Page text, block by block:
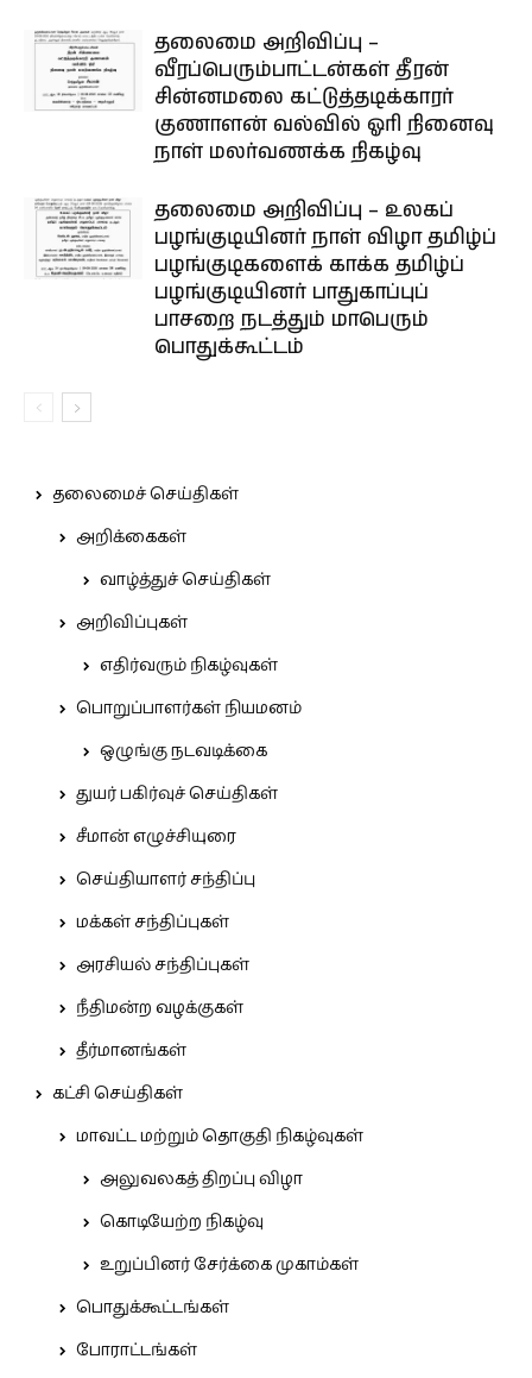
தலைமை அறிவிப்பு –
வீரப்பெரும்பாட்டன்கள் தீரன்
சின்னமலை கட்டுத்தடிக்காரர்
குணாளன் வல்வில் ஓரி நினைவு
நாள் மலர்வணக்க நிகழ்வு
தலைமை அறிவிப்பு – உலகப்
பழங்குடியினர் நாள் விழா தமிழ்ப்
பழங்குடிகளைக் காக்க தமிழ்ப்
பழங்குடியினர் பாதுகாப்புப்
பாசறை நடத்தும் மாபெரும்
பொதுக்கூட்டம்
தலைமைச் செய்திகள்
அறிக்கைகள்
வாழ்த்துச் செய்திகள்
அறிவிப்புகள்
எதிர்வரும் நிகழ்வுகள்
பொறுப்பாளர்கள் நியமனம்
ஒழுங்கு நடவடிக்கை
துயர் பகிர்வுச் செய்திகள்
சீமான் எழுச்சியுரை
செய்தியாளர் சந்திப்பு
மக்கள் சந்திப்புகள்
அரசியல் சந்திப்புகள்
நீதிமன்ற வழக்குகள்
தீர்மானங்கள்
கட்சி செய்திகள்
மாவட்ட மற்றும் தொகுதி நிகழ்வுகள்
அலுவலகத் திறப்பு விழா
கொடியேற்ற நிகழ்வு
உறுப்பினர் சேர்க்கை முகாம்கள்
பொதுக்கூட்டங்கள்
போராட்டங்கள்